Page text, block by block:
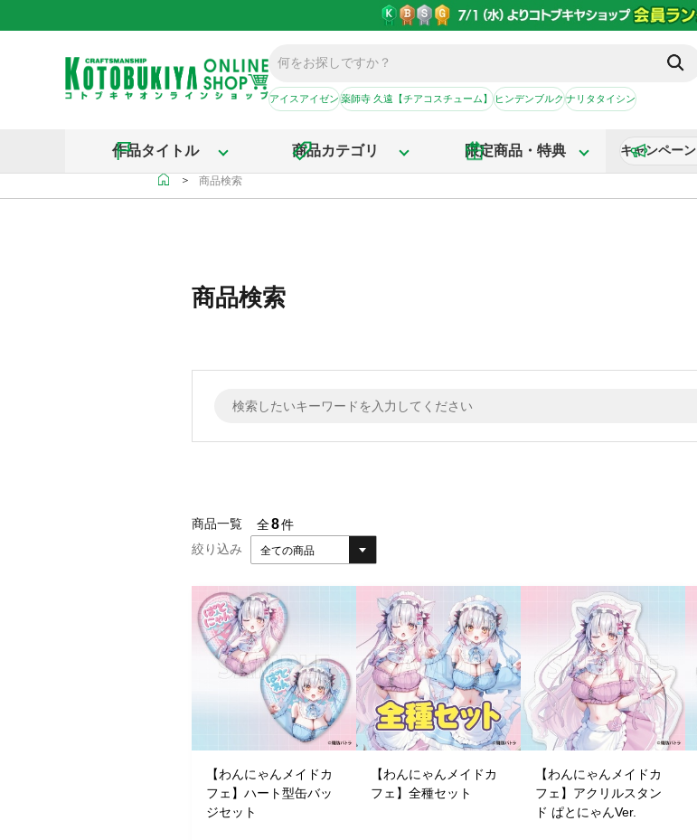
アイスアイゼン薬師寺 久遠【チアコスチューム】ヒンデンブルクナリタタイシン
作品タイトル 商品カテゴリ 限定商品・特典 キャンペーン
＞ 商品検索
商品検索
商品一覧 全8件
絞り込み
全ての商品
【わんにゃんメイドカ
フェ】ハート型缶バッ
ジセット
【わんにゃんメイドカ
フェ】全種セット
【わんにゃんメイドカ
フェ】アクリルスタン
ド ぱとにゃんVer.